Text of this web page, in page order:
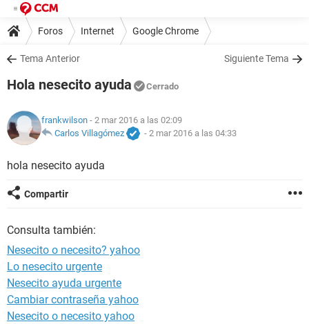
Foros Internet Google Chrome
Tema Anterior Siguiente Tema
Hola nesecito ayuda Cerrado
frankwilson - 2 mar 2016 a las 02:09
Carlos Villagómez
- 2 mar 2016 a las 04:33
hola nesecito ayuda
Compartir
Consulta también:
Nesecito o necesito? yahoo
Lo nesecito urgente
Nesecito ayuda urgente
Cambiar contraseña yahoo
Nesecito o necesito yahoo